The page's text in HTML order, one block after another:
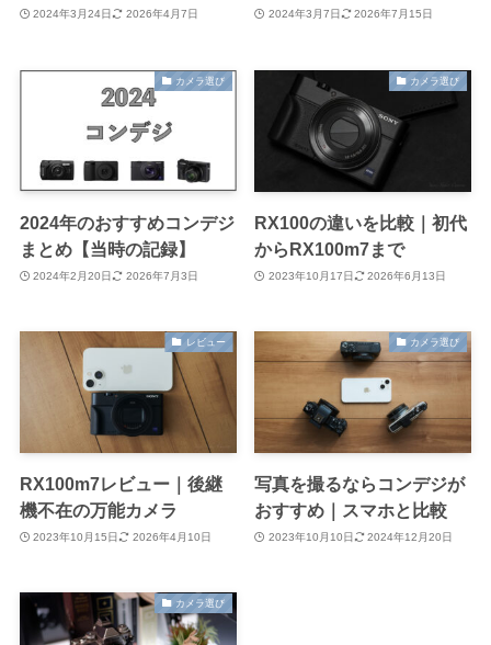
2024年3月24日 2026年4月7日 2024年3月7日 2026年7月15日
カメラ選び
2024年のおすすめコンデジ
まとめ【当時の記録】
2024年2月20日 2026年7月3日
カメラ選び
RX100の違いを比較｜初代
からRX100m7まで
2023年10月17日 2026年6月13日
レビュー
RX100m7レビュー｜後継
機不在の万能カメラ
2023年10月15日 2026年4月10日
カメラ選び
写真を撮るならコンデジが
おすすめ｜スマホと比較
2023年10月10日 2024年12月20日
カメラ選び